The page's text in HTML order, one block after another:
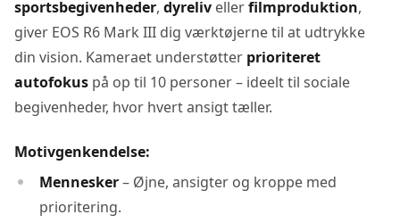
sportsbegivenheder, dyreliv ellerfilmproduktion,
giver EOS R6 Mark III dig værktøjerne til at udtrykke
din vision. Kameraet understøtter prioriteret
autofokus på op til 10 personer – ideelt til sociale
begivenheder, hvor hvert ansigt tæller.
Motivgenkendelse:
Mennesker– Øjne, ansigter og kroppe med
prioritering.